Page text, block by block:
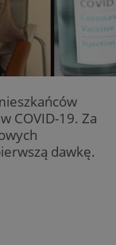
COVID-19. Za
dawkę.